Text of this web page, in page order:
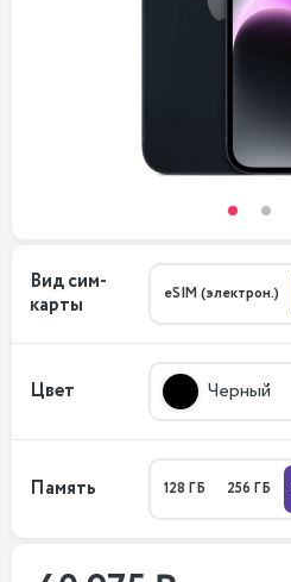
Вид сим-
карты
eSIM (электрон.)
Цвет Черный
Память 128 ГБ 256 ГБ